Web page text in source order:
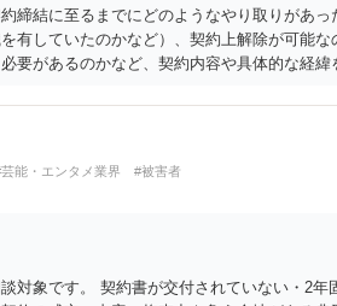
締結に至るまでにどのようなやり取りがあ
有していたのかなど）、契約上解除が可能
要があるのかなど、契約内容や具体的な経
能・エンタメ業界 #被害者
対象です。 契約書が交付されていない・2年